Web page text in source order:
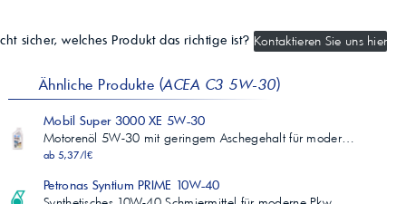
sicher, welches Produkt das richtige ist? Kontaktieren Sie uns hier
Ähnliche Produkte (ACEA C3 5W-30)
Mobil Super 3000 XE 5W-30
Motorenöl 5W-30 mit geringem Aschegehalt für moder…
ab 5,37/l€
Petronas Syntium PRIME 10W-40